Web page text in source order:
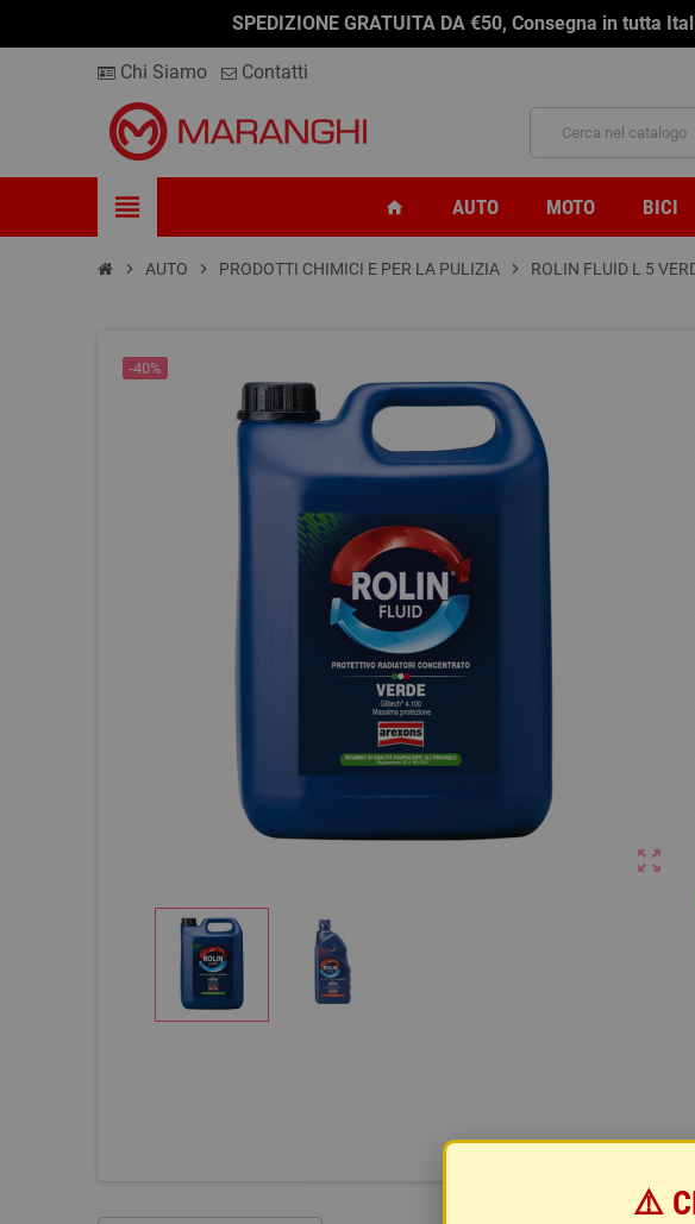
SPEDIZIONE GRATUITA DA €50, Consegna in tutta
Chi Siamo Contatti
view_headline home AUTO MOTO BICI
chevron_right AUTO chevron_right PRODOTTI CHIMICI E PER LA PULIZIA chevron_right ROLIN FLUID L 5
zoom_out_map
-40%
⚠️